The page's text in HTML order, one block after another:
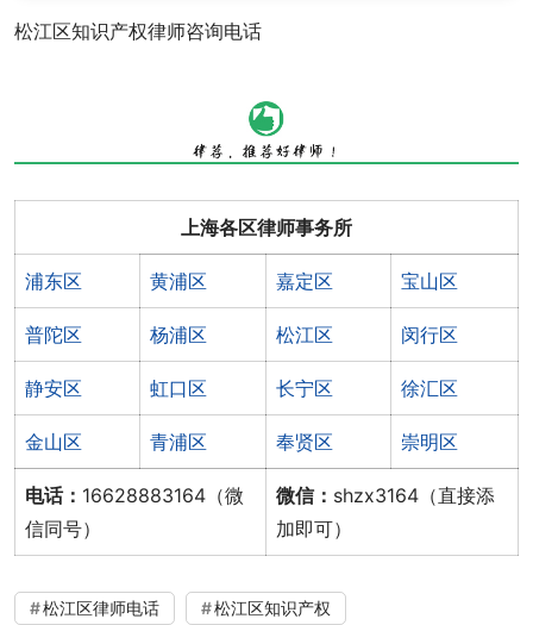
松江区知识产权律师咨询电话
上海各区律师事务所
浦东区 黄浦区 嘉定区 宝山区
普陀区 杨浦区 松江区 闵行区
静安区 虹口区 长宁区 徐汇区
金山区 青浦区 奉贤区 崇明区
电话： 16628883164（微
信同号）
微信： shzx3164（直接添
加即可）
松江区律师电话 松江区知识产权